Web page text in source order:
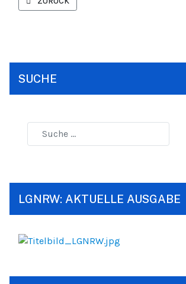
SUCHE
LGNRW: AKTUELLE AUSGABE